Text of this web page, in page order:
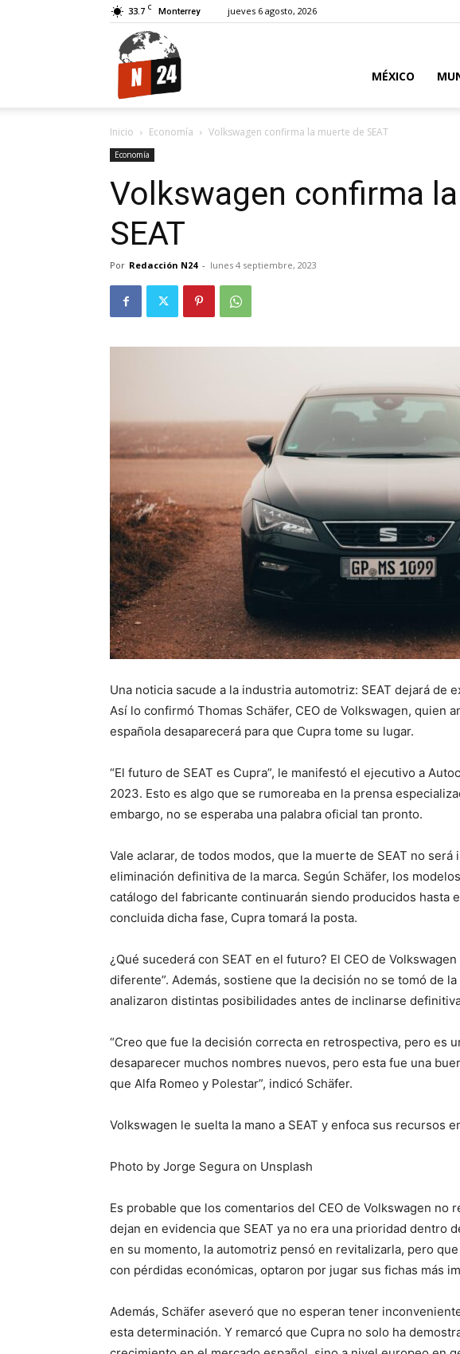
33.7 C Monterrey jueves 6 agosto, 2026
MÉXICO
Inicio Economía Volkswagen confirma la muerte de SEAT
Economía
Volkswagen confirma
SEAT
Por Redacción N24 - lunes 4 septiembre, 2023
Una noticia sacude a la industria automotriz: SEAT dejará de
Así lo confirmó Thomas Schäfer, CEO de Volkswagen, quien
española desaparecerá para que Cupra tome su lugar.
“El futuro de SEAT es Cupra”, le manifestó el ejecutivo a
2023. Esto es algo que se rumoreaba en la prensa
embargo, no se esperaba una palabra oficial tan pronto.
Vale aclarar, de todos modos, que la muerte de SEAT no
eliminación definitiva de la marca. Según Schäfer, los
catálogo del fabricante continuarán siendo producidos hasta
concluida dicha fase, Cupra tomará la posta.
¿Qué sucederá con SEAT en el futuro? El CEO de
diferente”. Además, sostiene que la decisión no se tomó de
analizaron distintas posibilidades antes de inclinarse
“Creo que fue la decisión correcta en retrospectiva, pero es
desaparecer muchos nombres nuevos, pero esta fue una
que Alfa Romeo y Polestar”, indicó Schäfer.
Volkswagen le suelta la mano a SEAT y enfoca sus recursos
Photo by Jorge Segura on Unsplash
Es probable que los comentarios del CEO de Volkswagen no
dejan en evidencia que SEAT ya no era una prioridad dentro
en su momento, la automotriz pensó en revitalizarla, pero
con pérdidas económicas, optaron por jugar sus fichas más
Además, Schäfer aseveró que no esperan tener
esta determinación. Y remarcó que Cupra no solo ha